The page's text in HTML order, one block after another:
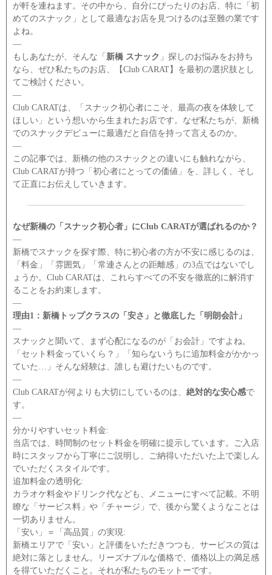
が軒を連ねます。その中から、自分にぴったりのお店、特に「初
めてのスナック」として最適なお店を見つけるのは至難の業です
よね。
―
もしあなたが、そんな「 新橋 スナック 」探しのお悩みをお持ち
なら、ぜひ私たちのお店、【Club CARAT】を最初の選択肢とし
てご検討ください。
―
Club CARATは、「スナック初心者にこそ、最高の夜を体験して
ほしい」という想いから生まれたお店です。なぜ私たちが、新橋
でのスナックデビューに最適だと自信を持って言えるのか。
―
この記事では、新橋の他のスナックとの違いにも触れながら、
Club CARATが持つ「初心者にとっての価値」を、詳しく、そし
て正直にお伝えしていきます。
なぜ新橋の「スナック初心者」にClub CARATが選ばれるのか？
―
新橋でスナックを探す際、特に初心者の方が不安に感じるのは、
「料金」「雰囲気」「常連さんとの距離感」の3点ではないでし
ょうか。Club CARATは、これらすべての不安を徹底的に解消す
ることをお約束します。
―
理由1：新橋トップクラスの「安さ」と徹底した「明朗会計」
―
スナックと聞いて、まず心配になるのが「お会計」ですよね。
「セット料金っていくら？」「知らないうちに追加料金がかかっ
ていた…」そんな経験は、誰しも避けたいものです。
―
Club CARATが何よりも大切にしているのは、 絶対的な安心感で
す。
―
分かりやすいセット料金:
当店では、時間制のセット料金を明確に提示しています。ご入店
時にスタッフから丁寧にご説明し、ご納得いただいた上で楽しん
でいただくスタイルです。
追加料金の透明化:
カラオケ料金やドリンク代なども、メニューにすべて記載。不明
瞭な「サービス料」や「チャージ」で、後から驚くようなことは
一切ありません。
「安い」＝「高品質」の実現:
新橋エリアで「安い」と評価をいただきつつも、サービスの質は
絶対に落としません。リーズナブルな価格で、価格以上の満足感
を得ていただくこと。それが私たちのモットーです。